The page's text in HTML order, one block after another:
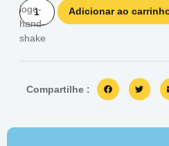
Adicionar ao
Compartilhe :